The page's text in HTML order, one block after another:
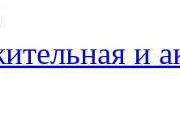
и